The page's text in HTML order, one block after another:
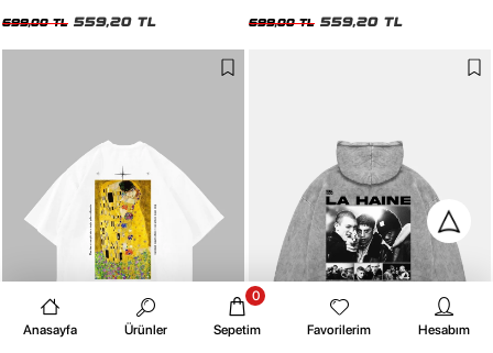
699,00 TL 559,20 TL 699,00 TL 559,20 TL
Anasayfa Ürünler Sepetim
0
Favorilerim Hesabım